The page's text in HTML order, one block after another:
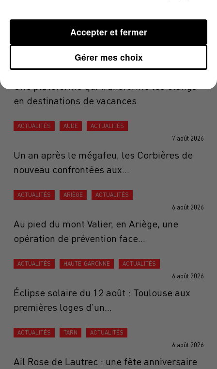
DERNIÈRES ACTUALITÉS
7 août 2026
en destinations de vacances
ACTUALITÉS AUDE ACTUALITÉS
7 août 2026
Un an après le mégafeu, les Corbières de
nouveau confrontées aux...
ACTUALITÉS ARIÈGE ACTUALITÉS
6 août 2026
Au pied du mont Valier, en Ariège, une
opération de prévention face...
ACTUALITÉS HAUTE-GARONNE ACTUALITÉS
6 août 2026
Éclipse solaire du 12 août : Toulouse aux
premières loges d'un...
ACTUALITÉS TARN ACTUALITÉS
6 août 2026
Ail Rose de Lautrec : une fête anniversaire
Gérer mes choix
Accepter et fermer